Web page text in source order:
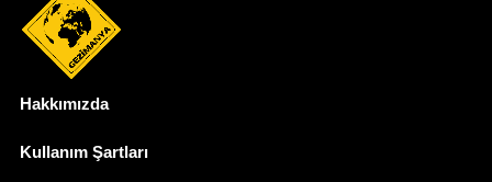
Hakkımızda
Kullanım Şartları